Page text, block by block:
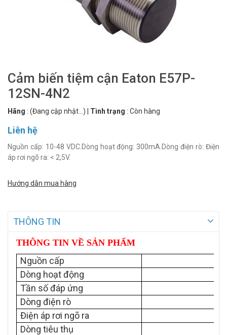
Cảm biến tiệm cận Eaton E57P-
12SN-4N2
Hãng : (Đang cập nhật...) Tình trạng : Còn hàng
Liên hệ
Nguồn cấp: 10-48 VDC.Dòng hoạt động: 300mA.Dòng điện rò: Điện
áp rơi ngõ ra: < 2,5V.
Hướng dẫn mua hàng
THÔNG TIN
THÔNG TIN VỀ SẢN PHẨM
Nguồn cấp
Dòng hoạt động
Tần số đáp ứng
Dòng điện rò
Điện áp rơi ngõ ra
Dòng tiêu thụ